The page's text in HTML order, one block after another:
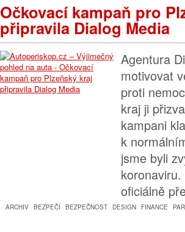
Očkovací kampaň pro
připravila Dialog Media
Agentura
motivovat
proti
kraj ji
kampani
k
jsme byli
oficiálně
ARCHIV BEZPEČÍ BEZPEČNOST DESIGN FINANCE